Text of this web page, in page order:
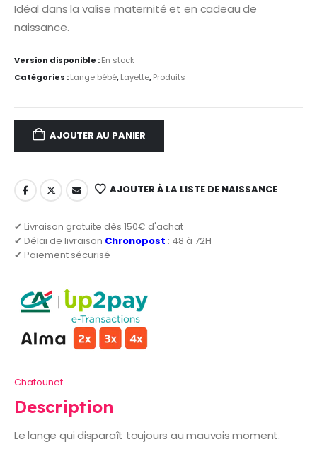
Idéal dans la valise maternité et en cadeau de
naissance.
Version disponible :En stock
Catégories :Lange bébé,Layette,Produits
AJOUTER AU PANIER
AJOUTER À LA LISTE DE NAISSANCE
✔ Livraison gratuite dès 150€ d'achat
✔ Délai de livraison Chronopost : 48 à 72H
✔ Paiement sécurisé
Chatounet
Description
Le lange qui disparaît toujours au mauvais moment.